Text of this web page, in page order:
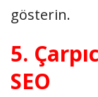
gösterin.
5.
SEO